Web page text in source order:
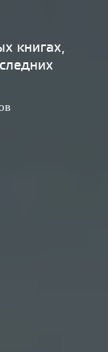
Урбанистика
книгах,